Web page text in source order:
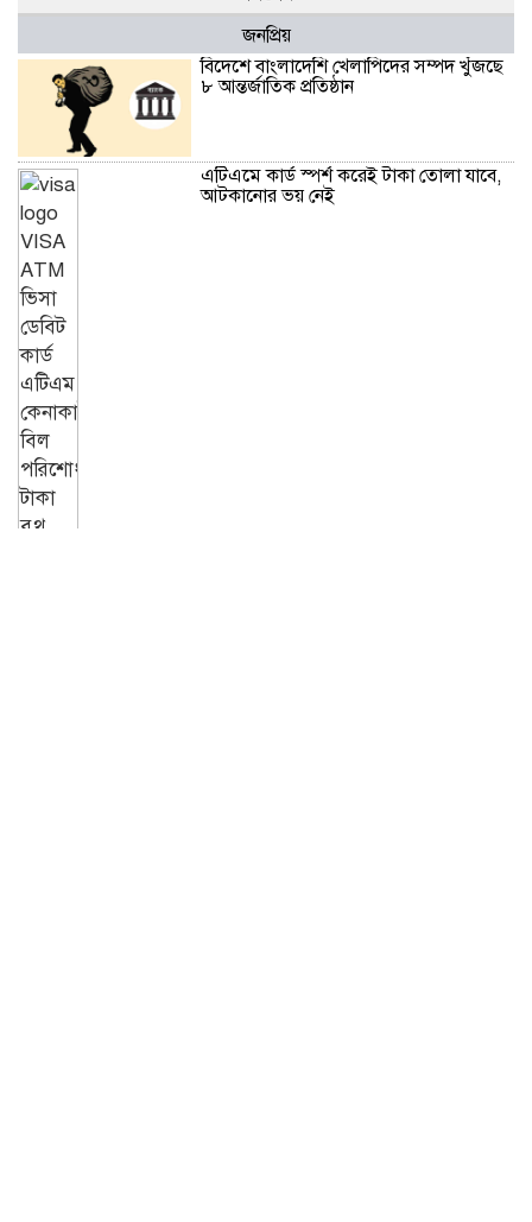
জনপ্রিয়
বিদেশে বাংলাদেশি খেলাপিদের সম্পদ খুঁজছে
৮ আন্তর্জাতিক প্রতিষ্ঠান
এটিএমে কার্ড স্পর্শ করেই টাকা তোলা যাবে,
আটকানোর ভয় নেই